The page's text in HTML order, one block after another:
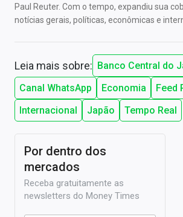
Paul Reuter. Com o tempo, expandiu sua
notícias gerais, políticas, econômicas e
Leia mais sobre: Banco Central do
Canal WhatsApp
Economia
Feed
Internacional
Japão Tempo Real
Por dentro dos
mercados
Receba gratuitamente as
newsletters do Money Times